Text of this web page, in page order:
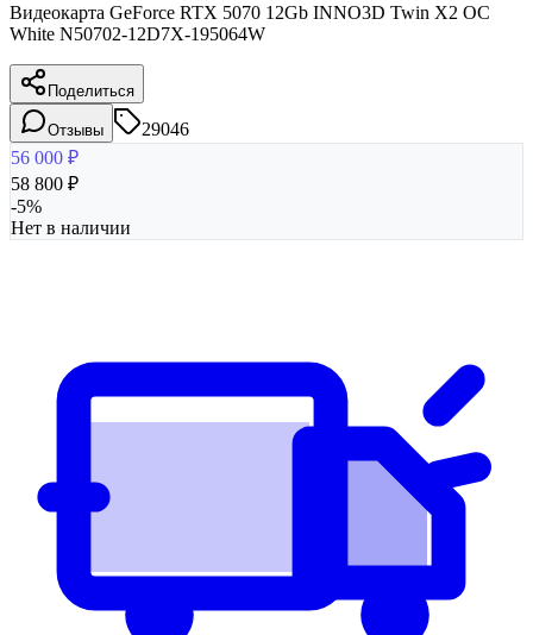
Видеокарта GeForce RTX 5070 12Gb INNO3D Twin X2 OC
White N50702-12D7X-195064W
Поделиться
Отзывы
29046
56 000 ₽
58 800 ₽
-5%
Нет в наличии